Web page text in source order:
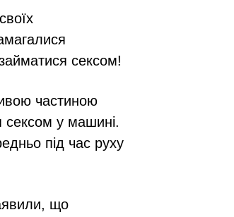
сексом!
частиною
сексом у машині.
під час руху
що